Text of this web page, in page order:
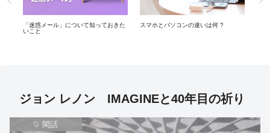
「迷惑メール」について知っておきた
いこと
スマホとパソコンの違いは何 ?
ジョン レノン IMAGINEと40年目の祈り
閑話